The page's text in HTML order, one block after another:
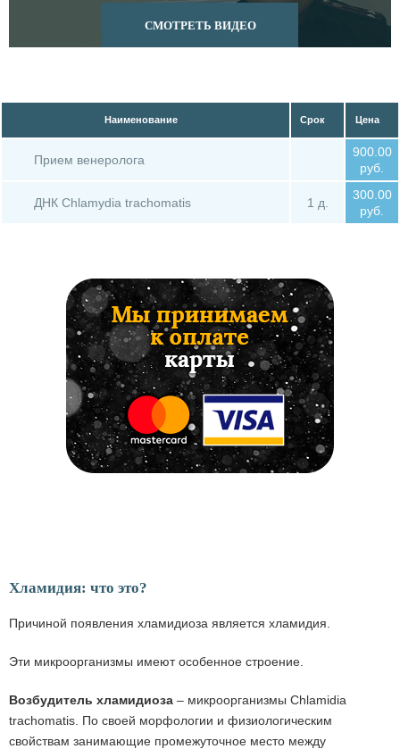
Наименование Срок Цена
Прием венеролога
900.00
руб.
ДНК Chlamydia trachomatis 1 д.
300.00
руб.
Хламидия: что это?
Причиной появления хламидиоза является хламидия.
Эти микроорганизмы имеют особенное строение.
Возбудитель хламидиоза – микроорганизмы Chlamidia
trachomatis. По своей морфологии и физиологическим
свойствам занимающие промежуточное место между